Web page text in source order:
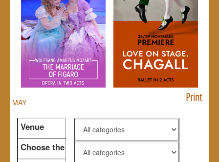
MAY
Venue
Choose the
genre
Print